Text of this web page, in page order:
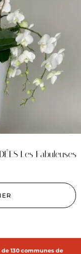
Les Fabuleuses
de 130 communes de